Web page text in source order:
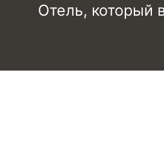
Отель, который